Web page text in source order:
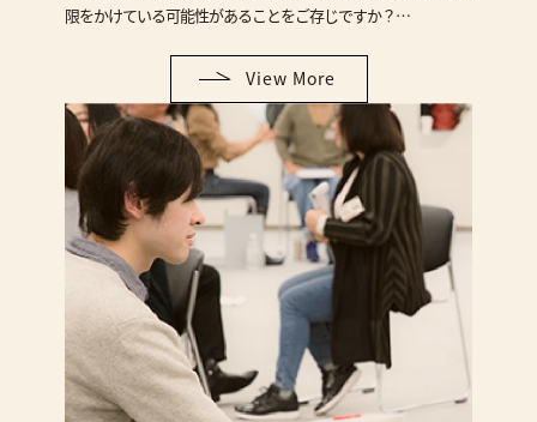
限をかけている可能性があることをご存じですか？…
View More